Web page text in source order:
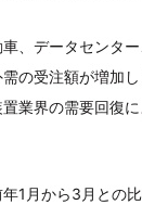
、データセンタ
の受注額が増加
業界の需要回復
1月から3月との